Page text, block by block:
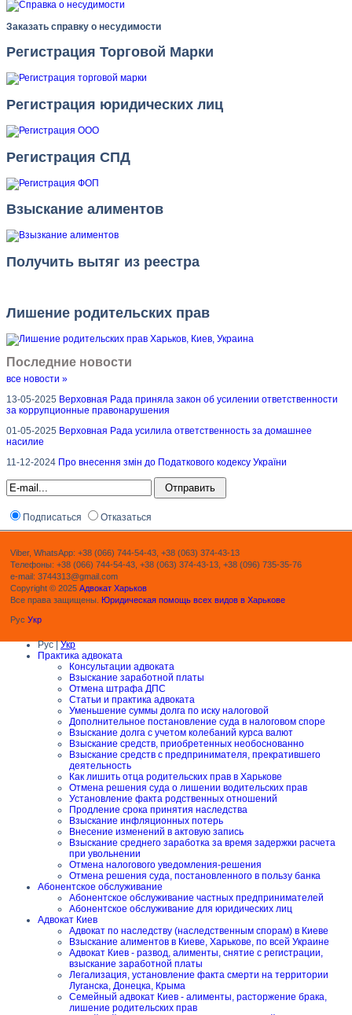
Заказать справку о несудимости
Регистрация Торговой Марки
Регистрация юридических лиц
Регистрация СПД
Взыскание алиментов
Получить вытяг из реестра
Лишение родительских прав
Последние новости
все новости »
13-05-2025 Верховная Рада приняла закон об усилении ответственности
за коррупционные правонарушения
01-05-2025 Верховная Рада усилила ответственность за домашнее
насилие
11-12-2024 Про внесення змін до Податкового кодексу України
Подписаться Отказаться
Viber, WhatsApp: +38 (066) 744-54-43, +38 (063) 374-43-13
Телефоны: +38 (066) 744-54-43, +38 (063) 374-43-13, +38 (096) 735-35-76
e-mail: 3744313@gmail.com
Copyright © 2025 Адвокат Харьков
Все права защищены. Юридическая помощь всех видов в Харькове
Рус Укр
Рус |Укр
Практика адвоката
Консультации адвоката
Взыскание заработной платы
Отмена штрафа ДПС
Статьи и практика адвоката
Уменьшение суммы долга по иску налоговой
Дополнительное постановление суда в налоговом споре
Взыскание долга с учетом колебаний курса валют
Взыскание средств, приобретенных необоснованно
Взыскание средств с предпринимателя, прекратившего
деятельность
Как лишить отца родительских прав в Харькове
Отмена решения суда о лишении водительских прав
Установление факта родственных отношений
Продление срока принятия наследства
Взыскание инфляционных потерь
Внесение изменений в актовую запись
Взыскание среднего заработка за время задержки расчета
при увольнении
Отмена налогового уведомления-решения
Отмена решения суда, постановленного в пользу банка
Абонентское обслуживание
Абонентское обслуживание частных предпринимателей
Абонентское обслуживание для юридических лиц
Адвокат Киев
Адвокат по наследству (наследственным спорам) в Киеве
Взыскание алиментов в Киеве, Харькове, по всей Украине
Адвокат Киев - развод, алименты, снятие с регистрации,
взыскание заработной платы
Легализация, установление факта смерти на территории
Луганска, Донецка, Крыма
Семейный адвокат Киев - алименты, расторжение брака,
лишение родительских прав